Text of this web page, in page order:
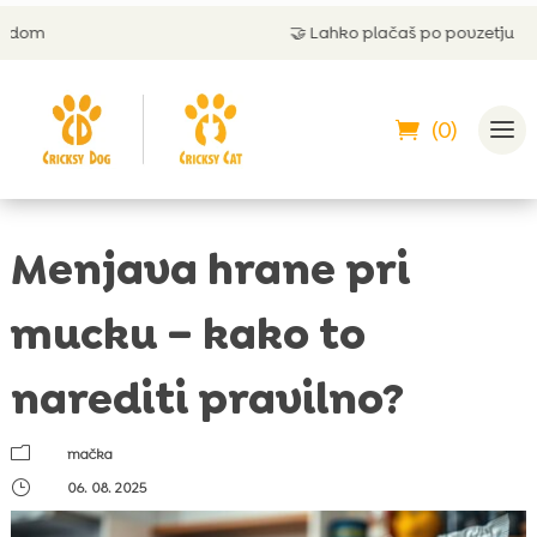
Lahko plačaš po povzetju
(0)
Menjava hrane pri
mucku – kako to
narediti pravilno?
m
mačka
}
06. 08. 2025